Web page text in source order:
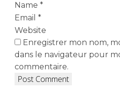
Name *
Email *
Website
Enregistrer mon nom,
dans le navigateur pour
commentaire.